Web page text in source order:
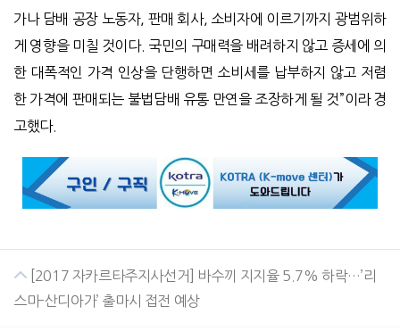
가나 담배 공장 노동자, 판매 회사, 소비자에 이르기까지 광범위하
게 영향을 미칠 것이다. 국민의 구매력을 배려하지 않고 증세에 의
한 대폭적인 가격 인상을 단행하면 소비세를 납부하지 않고 저렴
한 가격에 판매되는 불법담배 유통 만연을 조장하게 될 것”이라 경
고했다.
[2017 자카르타주지사선거] 바수끼 지지율 5.7% 하락…’리
스마-산디아가’ 출마시 접전 예상